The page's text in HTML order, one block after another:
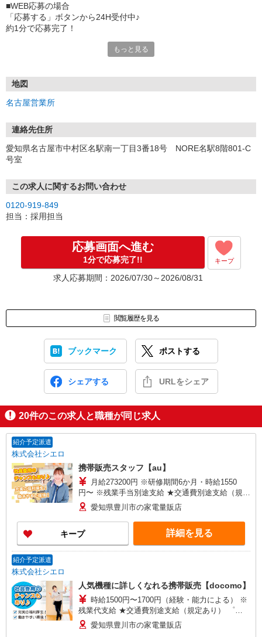
■WEB応募の場合
「応募する」ボタンから24H受付中♪
約1分で応募完了！
①応募から3営業日を目安に、メールorお電話でご連絡します。
★スマホでWEB面接（LINEなど）・出張面接・事務所面接と選べま
す
③面接実施（履歴書不要）
④勤務開始（スタート日は応相談）
お気軽にご応募ください♪
もっと見る
地図
名古屋営業所
連絡先住所
愛知県名古屋市中村区名駅南一丁目3番18号 NORE名駅8階801-C
号室
この求人に関するお問い合わせ
0120-919-849
担当：採用担当
応募画面へ進む
1分で応募完了!! キープ
求人応募期間：2026/07/30～2026/08/31
閲覧履歴を見る
ブックマーク ポストする
シェアする URLをシェア
20件のこの求人と職種が同じ求人
紹介予定派遣
株式会社シエロ
携帯販売スタッフ【au】
月給273200円 ※研修期間6か月・時給1550
円〜 ※残業手当別途支給 ★交通費別途支給（規定
あり） ゜+゜・。○。・゜+゜・。○。・゜+゜ 入
社祝い金10万円支給(規定有) お友達を紹介頂くと,
インセンティブ支給(規定有) ゜・。○。・゜
+゜・。○。・゜+゜
愛知県豊川市の家電量販店
キープ 詳細を見る
紹介予定派遣
株式会社シエロ
人気機種に詳しくなれる携帯販売【docomo】
時給1500円〜1700円（経験・能力による） ※
残業代支給 ★交通費別途支給（規定あり） ゜
+゜・。○。・゜+゜・。○。・゜+゜ 入社祝い金10
万円支給(規定有) お友達を紹介頂くと, インセンテ
愛知県豊川市の家電量販店